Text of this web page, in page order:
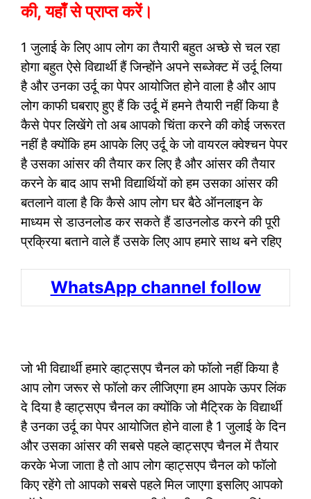
की, यहाँ से प्राप्त करें।
1 जुलाई के लिए आप लोग का तैयारी बहुत अच्छे से चल रहा
होगा बहुत ऐसे विद्यार्थी हैं जिन्होंने अपने सब्जेक्ट में उर्दू लिया
है और उनका उर्दू का पेपर आयोजित होने वाला है और आप
लोग काफी घबराए हुए हैं कि उर्दू में हमने तैयारी नहीं किया है
कैसे पेपर लिखेंगे तो अब आपको चिंता करने की कोई जरूरत
नहीं है क्योंकि हम आपके लिए उर्दू के जो वायरल क्वेश्चन पेपर
है उसका आंसर की तैयार कर लिए है और आंसर की तैयार
करने के बाद आप सभी विद्यार्थियों को हम उसका आंसर की
बतलाने वाला है कि कैसे आप लोग घर बैठे ऑनलाइन के
माध्यम से डाउनलोड कर सकते हैं डाउनलोड करने की पूरी
प्रक्रिया बताने वाले हैं उसके लिए आप हमारे साथ बने रहिए
WhatsApp channel follow
जो भी विद्यार्थी हमारे व्हाट्सएप चैनल को फॉलो नहीं किया है
आप लोग जरूर से फॉलो कर लीजिएगा हम आपके ऊपर लिंक
दे दिया है व्हाट्सएप चैनल का क्योंकि जो मैट्रिक के विद्यार्थी
है उनका उर्दू का पेपर आयोजित होने वाला है 1 जुलाई के दिन
और उसका आंसर की सबसे पहले व्हाट्सएप चैनल में तैयार
करके भेजा जाता है तो आप लोग व्हाट्सएप चैनल को फॉलो
किए रहेंगे तो आपको सबसे पहले मिल जाएगा इसलिए आपको